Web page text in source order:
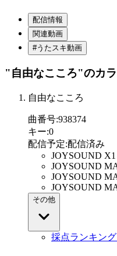
配信情報
関連動画
#うたスキ動画
"自由なこころ"のカ
自由なこころ
曲番号:938374
キー:0
配信予定:配信済み
JOYSOUND X1
JOYSOUND
JOYSOUND
JOYSOUND
その他
採点ランキン